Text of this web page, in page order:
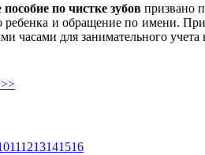
пособие по чистке зубов призвано
ребенка и обращение по имени.
часами для занимательного учета
111213141516